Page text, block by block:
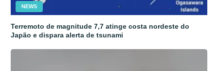
NEWS
Terremoto de magnitude 7,7 atinge costa nordeste do
Japão e dispara alerta de tsunami